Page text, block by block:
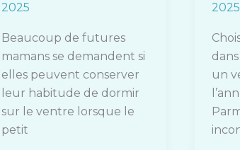
2025
Beaucoup de futures
mamans se demandent si
elles peuvent conserver
leur habitude de dormir
sur le ventre lorsque le
petit
2025
un